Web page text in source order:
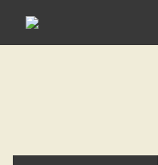
Hva skjer hos oss